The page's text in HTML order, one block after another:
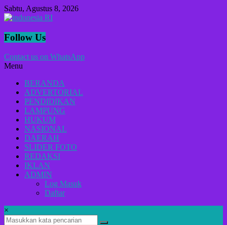
Lompat
ke
Sabtu, Agustus 8, 2026
indonesia
Lugas
Menyikap
Berita,Terpercaya
Dan
Tegas
Follow Us
Contact us on WhatsApp
Menu
BERANDA
ADVERTORIAL
PENDIDIKAN
LAMPUNG
HUKUM
NASIONAL
DAERAH
SLIDER FOTO
REDAKSI
IKLAN
ADMIN
Log Masuk
Daftar
×